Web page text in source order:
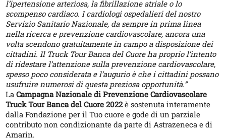
l’ipertensione arteriosa, la fibrillazione atriale o lo
scompenso cardiaco. I cardiologi ospedalieri del nostro
Servizio Sanitario Nazionale, da sempre in prima linea
nella ricerca e prevenzione cardiovascolare, ancora una
volta scendono gratuitamente in campo a disposizione dei
cittadini. Il Truck Tour Banca del Cuore ha proprio l’intento
di ridestare l’attenzione sulla prevenzione cardiovascolare,
spesso poco considerata e l’augurio è che i cittadini possano
usufruire numerosi di questa preziosa opportunità.”
LaCampagna Nazionale di Prevenzione Cardiovascolare
Truck Tour Banca del Cuore 2022è sostenuta interamente
dalla Fondazione per il Tuo cuore e gode di un parziale
contributo non condizionante da parte di Astrazeneca e di
Amarin.